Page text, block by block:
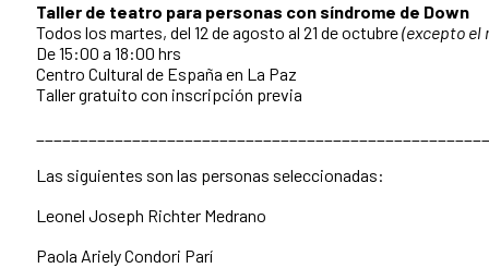
Taller de teatro para personas con síndrome de Down
Todos los martes, del 12 de agosto al 21 de octubre(excepto el
De 15:00 a 18:00 hrs
Centro Cultural de España en La Paz
Taller gratuito con inscripción previa
Las siguientes son las personas seleccionadas:
Leonel Joseph Richter Medrano
Paola Ariely Condori Parí